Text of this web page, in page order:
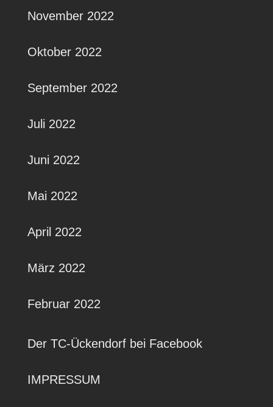
November 2022
Oktober 2022
September 2022
Juli 2022
Juni 2022
Mai 2022
April 2022
März 2022
Februar 2022
Der TC-Ückendorf bei Facebook
IMPRESSUM